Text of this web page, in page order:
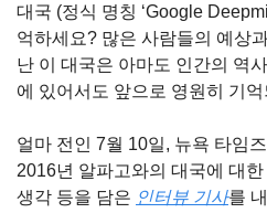
대국 (정식 명칭 ‘Google
억하세요? 많은 사람들의 예상
난 이 대국은 아마도 인간의 역
에 있어서도 앞으로 영원히 기
얼마 전인 7월 10일, 뉴욕 타임
2016년 알파고와의 대국에 대
생각 등을 담은 인터뷰 기사를